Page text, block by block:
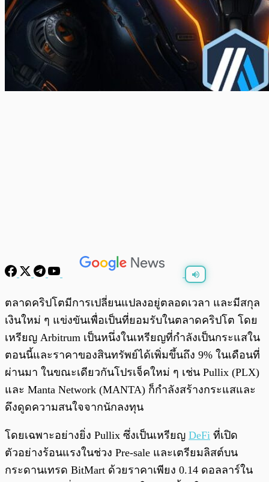
พร้อมเล่น 0:00
ตลาดคริปโตมีการเปลี่ยนแปลงอยู่ตลอดเวลา และมีสกุล
เงินใหม่ ๆ แข่งขันเพื่อเป็นที่ยอมรับในตลาดคริปโต โดย
เหรียญ Arbitrum เป็นหนึ่งในเหรียญที่กำลังเป็นกระแสใน
ตอนนี้และราคาของสินทรัพย์ได้เพิ่มขึ้นถึง 9% ในเดือนที่
ผ่านมา ในขณะเดียวกันโปรเจ็คใหม่ ๆ เช่น Pullix (PLX)
และ Manta Network (MANTA) ก็กำลังสร้างกระแสและ
ดึงดูดความสนใจจากนักลงทุน
โดยเฉพาะอย่างยิ่ง Pullix ซึ่งเป็นเหรียญ DeFi ที่เปิด
ตัวอย่างร้อนแรงในช่วง Pre-sale และเตรียมลิสต์บน
กระดานเทรด BitMart ด้วยราคาเพียง 0.14 ดอลลาร์ใน